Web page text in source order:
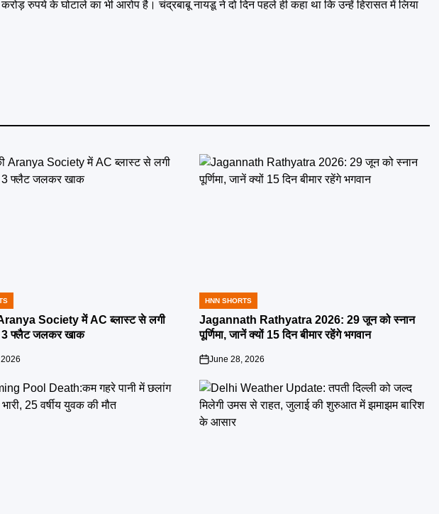
रुपये के घोटाले का भी आरोप है। चंद्रबाबू नायडू ने दो दिन पहले ही कहा था कि उन्हें हिरासत में लिया
Aranya Society में AC ब्लास्ट से लगी
3 फ्लैट जलकर खाक
POSTED
IN
HNN SHORTS
Jagannath Rathyatra 2026: 29 जून को स्नान
पूर्णिमा, जानें क्यों 15 दिन बीमार रहेंगे भगवान
on
June 28, 2026